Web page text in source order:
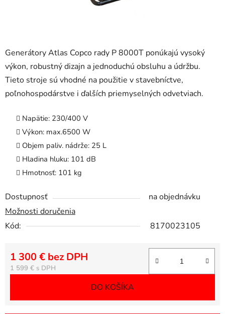
Generátory Atlas Copco rady P 8000T ponúkajú vysoký
výkon, robustný dizajn a jednoduchú obsluhu a údržbu.
Tieto stroje sú vhodné na použitie v stavebníctve,
poľnohospodárstve i ďalších priemyselných odvetviach.
Napätie: 230/400 V
Výkon: max.6500 W
Objem paliv. nádrže: 25 L
Hladina hluku: 101 dB
Hmotnosť: 101 kg
Dostupnosť
na objednávku
Možnosti doručenia
Kód:
8170023105
1 599 €
1 300 € bez DPH
DO KOŠÍKA